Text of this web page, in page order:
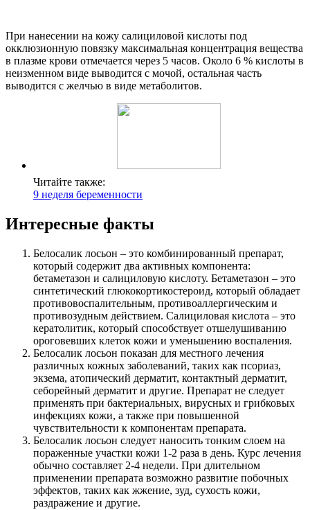
При нанесении на кожу салициловой кислоты под
окклюзионную повязку максимальная концентрация вещества
в плазме крови отмечается через 5 часов. Около 6 % кислоты в
неизменном виде выводится с мочой, остальная часть
выводится с желчью в виде метаболитов.
Читайте также:
9 неделя беременности
Интересные факты
Белосалик лосьон – это комбинированный препарат,
который содержит два активных компонента:
бетаметазон и салициловую кислоту. Бетаметазон – это
синтетический глюкокортикостероид, который обладает
противовоспалительным, противоаллергическим и
противозудным действием. Салициловая кислота – это
кератолитик, который способствует отшелушиванию
ороговевших клеток кожи и уменьшению воспаления.
Белосалик лосьон показан для местного лечения
различных кожных заболеваний, таких как псориаз,
экзема, атопический дерматит, контактный дерматит,
себорейный дерматит и другие. Препарат не следует
применять при бактериальных, вирусных и грибковых
инфекциях кожи, а также при повышенной
чувствительности к компонентам препарата.
Белосалик лосьон следует наносить тонким слоем на
пораженные участки кожи 1-2 раза в день. Курс лечения
обычно составляет 2-4 недели. При длительном
применении препарата возможно развитие побочных
эффектов, таких как жжение, зуд, сухость кожи,
раздражение и другие.